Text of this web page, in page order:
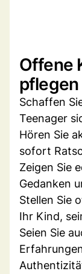
Offene
pflegen
Schaffen
Teenager
Hören Sie
sofort
Zeigen Sie
Gedanken
Stellen Sie
Ihr Kind,
Seien Sie